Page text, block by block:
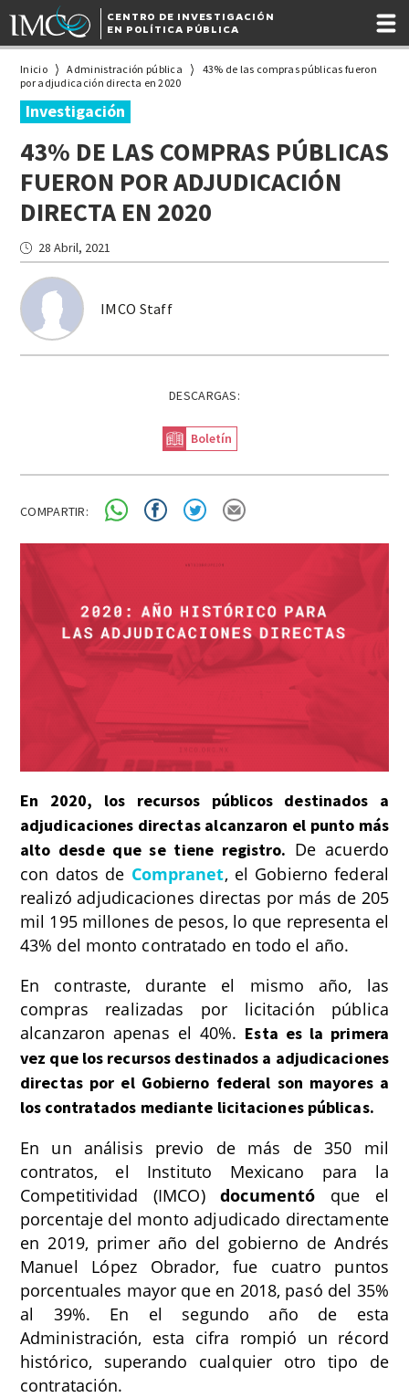
CENTRO DE INVESTIGACIÓN
EN POLÍTICA PÚBLICA
Inicio Administración pública
43% de las compras públicas fueron
por adjudicación directa en 2020
Investigación
43% DE LAS COMPRAS PÚBLICAS
FUERON POR ADJUDICACIÓN
DIRECTA EN 2020
IMCO Staff
28 Abril, 2021
DESCARGAS:
Boletín
COMPARTIR:
En 2020, los recursos públicos destinados a
adjudicaciones directas alcanzaron el punto más
alto desde que se tiene registro. De acuerdo
con datos de Compranet, el Gobierno federal
realizó adjudicaciones directas por más de 205
mil 195 millones de pesos, lo que representa el
43% del monto contratado en todo el año.
En contraste, durante el mismo año, las
compras realizadas por licitación pública
alcanzaron apenas el 40%. Esta es la primera
vez que los recursos destinados a adjudicaciones
directas por el Gobierno federal son mayores a
los contratados mediante licitaciones públicas.
En un análisis previo de más de 350 mil
contratos, el Instituto Mexicano para la
Competitividad (IMCO)documentó que el
porcentaje del monto adjudicado directamente
en 2019, primer año del gobierno de Andrés
Manuel López Obrador, fue cuatro puntos
porcentuales mayor que en 2018, pasó del 35%
al 39%. En el segundo año de esta
Administración, esta cifra rompió un récord
histórico, superando cualquier otro tipo de
contratación.